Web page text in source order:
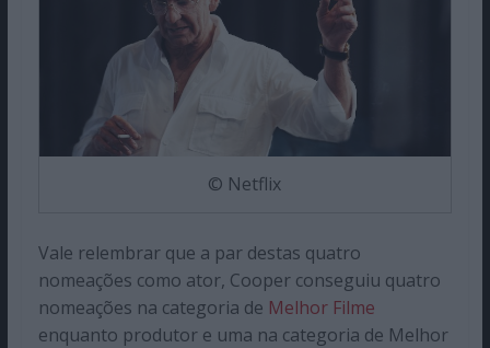
© Netflix
Vale relembrar que a par destas quatro
nomeações como ator, Cooper conseguiu quatro
nomeações na categoria de Melhor Filme
enquanto produtor e uma na categoria de Melhor